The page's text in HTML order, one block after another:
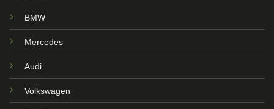
BMW
Mercedes
Audi
Volkswagen